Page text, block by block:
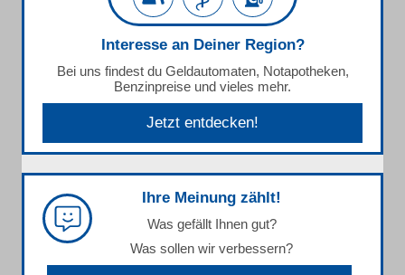
Interesse an Deiner Region?
Bei uns findest du Geldautomaten, Notapotheken,
Benzinpreise und vieles mehr.
Jetzt entdecken!
Ihre Meinung zählt!
Was gefällt Ihnen gut?
Was sollen wir verbessern?